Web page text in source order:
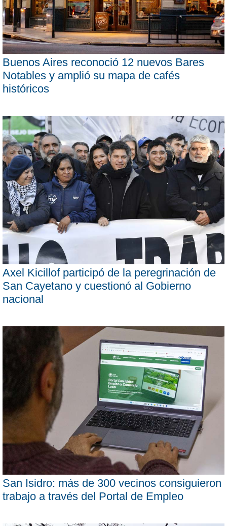
Buenos Aires reconoció 12 nuevos Bares
Notables y amplió su mapa de cafés
históricos
Axel Kicillof participó de la peregrinación de
San Cayetano y cuestionó al Gobierno
nacional
San Isidro: más de 300 vecinos consiguieron
trabajo a través del Portal de Empleo